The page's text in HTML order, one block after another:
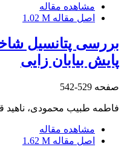
مشاهده مقاله
اصل مقاله 1.02 M
بررسی پتانسیل
پایش بیابان زایی
صفحه 529-542
فاطمه طبیب محمودی،
مشاهده مقاله
اصل مقاله 1.62 M